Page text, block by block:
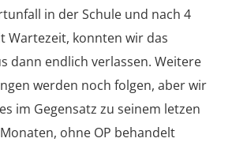
in der Schule und nach 4
Wartezeit, konnten wir das
dann endlich verlassen. Weitere
werden noch folgen, aber wir
im Gegensatz zu seinem letzen
ohne OP behandelt